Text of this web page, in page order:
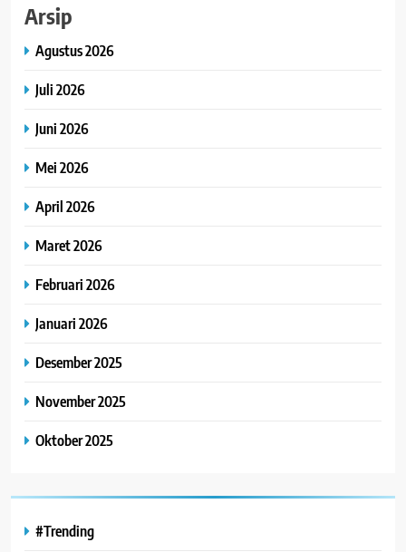
Arsip
Agustus 2026
Juli 2026
Juni 2026
Mei 2026
April 2026
Maret 2026
Februari 2026
Januari 2026
Desember 2025
November 2025
Oktober 2025
#Trending